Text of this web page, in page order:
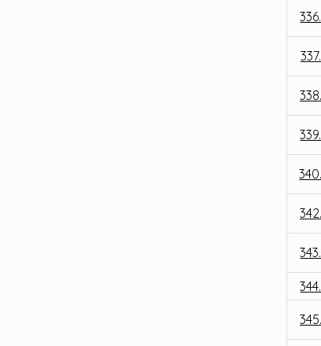
336.
337.
338.
339.
340.
342.
343.
344.
345.